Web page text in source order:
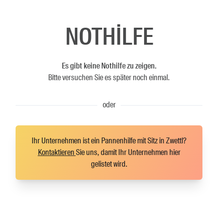
NOTHILFE
Es gibt keine Nothilfe zu zeigen.
Bitte versuchen Sie es später noch einmal.
oder
Ihr Unternehmen ist ein Pannenhilfe mit Sitz in Zwettl?
KontaktierenSie uns, damit Ihr Unternehmen hier
gelistet wird.